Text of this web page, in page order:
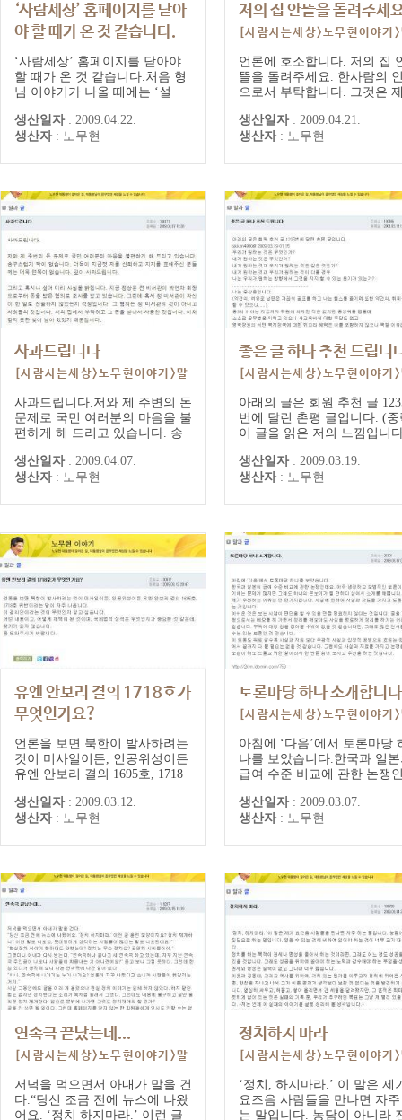
‘사람세상’ 홈페이지를 닫아
야 할 때가 온 것 같습니다.
[사람사는세상>노무현이야기>말
과글] 대통령 게시글/댓글
‘사람세상’ 홈페이지를 닫아야
할 때가 온 것 같습니다.처음 형
님 이야기가 나올 때에는 ‘설
무너진 다음에는 ‘부끄러운 일
입니다. 용서 바랍니다.’ 이렇게
계기를 잡지 못했습니다. 마음속
이 감독하기가 어려웠습니다. 저
로서도 어쩔 수가 없었습니다.'
이렇게 변명을...
생산일자 : 2009.04.22.
생산자 : 노무현
저의 집 안뜰을 돌려주세
[사람사는세상>노무현이야기
과글] 대통령 게시글/댓글
언론에 호소합니다. 저의 집
뜰을 돌려주세요. 한사람의
으로서 부탁합니다. 그것은
다.저의 집은 감옥입니다. 집
깥으로는 한 발자국도 나갈
수가 없습니다. 카메라와 기
들도, 친척들도, 친구들도 아
도 올 수가 없습니다. 신문에
송에 대문짝...
생산일자 : 2009.04.21.
생산자 : 노무현
사과드립니다
[사람사는세상>노무현이야기>말
과글] 대통령 게시글/댓글
사과드립니다.저와 제 주변의 돈
문제로 국민 여러분의 마음을 불
편하게 해 드리고 있습니다. 송
지금껏 저를 신뢰하고 지지를 표
해주신 분들께는 더욱 면목이 없
고 혹시나 싶어 미리 사실을 밝
이 박연차 회장으로부터 돈을 받
은 혐의로 조사를 받고 있습니
다. 그런데 혹시...
생산일자 : 2009.04.07.
생산자 : 노무현
좋은 글 하나 추천 드립니
[사람사는세상>노무현이야기
과글] 대통령 게시글/댓글
아래의 글은 회원 추천 글
번에 달린 촌평 글입니다. (중
이 글을 읽은 저의 느낌입니
아닐까요?양심이 부끄럽지
려고 작은 행동에 참여하고,
심을 상하고, 분노하는 사람,
을 것입니다.그리고 친구들
나고 그들과 함께 하다 보니
생산일자 : 2009.03.19.
생산자 : 노무현
유엔 안보리 결의 1718호가
무엇인가요?
[사람사는세상>노무현이야기>말
과글] 대통령 게시글/댓글
언론을 보면 북한이 발사하려는
것이 미사일이든, 인공위성이든
유엔 안보리 결의 1695호, 1718
다. 이 결의안이라는 것이 무엇
인지 알고 싶습니다. 어떤 내용
국제법적 성격은 무엇인지가 중
습니다. 좀 도와주시기 바랍니
다.
생산일자 : 2009.03.12.
생산자 : 노무현
토론마당 하나 소개합니다
[사람사는세상>노무현이야기
과글] 대통령 게시글/댓글
아침에 ‘다음’에서 토론마당
나를 보았습니다.한국과 일
급여 수준 비교에 관한 논쟁
론이라고 하기에는 문제가
만 그래도 하나의 본보기가
제가 추천하는 이유는 단 한
자료를 가지고 토론을 한다
입니다.아쉬운 것은 보는 사
판단을 할 수 있을...
생산일자 : 2009.03.07.
생산자 : 노무현
연속극 끝났는데...
[사람사는세상>노무현이야기>말
과글] 대통령 게시글/댓글
저녁을 먹으면서 아내가 말을 건
다.“당신 조금 전에 뉴스에 나왔
어요. ‘정치 하지마라.’ 이런 글
정치하지 마라
[사람사는세상>노무현이야기
과글] 대통령 게시글/댓글
‘정치, 하지마라.’ 이 말은 제
요즈음 사람들을 만나면 자
는 말입니다. 농담이 아니라